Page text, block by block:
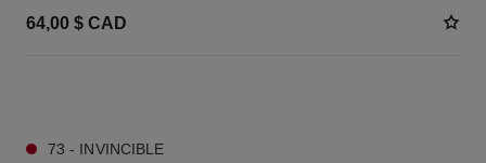
64,00 $ CAD
73 - INVINCIBLE